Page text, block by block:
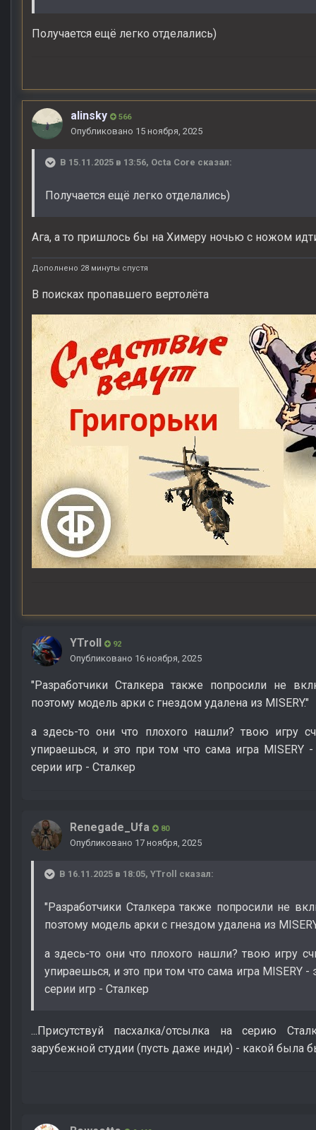
Получается ещё легко отделались)
alinsky 566
Опубликовано 15 ноября, 2025
В 15.11.2025 в 13:56, Octa Core сказал:
Получается ещё легко отделались)
Ага, а то пришлось бы на Химеру ночью с ножом
Дополнено 28 минуты спустя
В поисках пропавшего вертолёта
YTroll 92
Опубликовано 16 ноября, 2025
"Разработчики Сталкера также попросили не
поэтому модель арки с гнездом удалена из MISERY."
а здесь-то они что плохого нашли? твою игру
упираешься, и это при том что сама игра MISERY
серии игр - Сталкер
Renegade_Ufa 80
Опубликовано 17 ноября, 2025
В 16.11.2025 в 18:05, YTroll сказал:
"Разработчики Сталкера также попросили не
поэтому модель арки с гнездом удалена из
а здесь-то они что плохого нашли? твою игру
упираешься, и это при том что сама игра MISERY
серии игр - Сталкер
...Присутствуй пасхалка/отсылка на серию
зарубежной студии (пусть даже инди) - какой была